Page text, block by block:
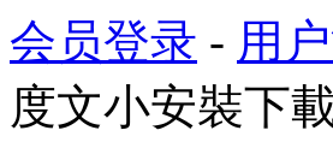
会员登录 - 用
度文小安裝下載